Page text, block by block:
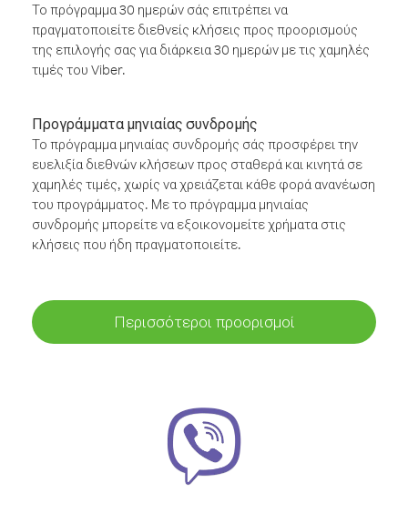
Το πρόγραμμα 30 ημερών σάς επιτρέπει να
πραγματοποιείτε διεθνείς κλήσεις προς προορισμούς
της επιλογής σας για διάρκεια 30 ημερών με τις χαμηλές
τιμές του Viber.
Προγράμματα μηνιαίας συνδρομής
Το πρόγραμμα μηνιαίας συνδρομής σάς προσφέρει την
ευελιξία διεθνών κλήσεων προς σταθερά και κινητά σε
χαμηλές τιμές, χωρίς να χρειάζεται κάθε φορά ανανέωση
του προγράμματος. Με το πρόγραμμα μηνιαίας
συνδρομής μπορείτε να εξοικονομείτε χρήματα στις
κλήσεις που ήδη πραγματοποιείτε.
Περισσότεροι προορισμοί